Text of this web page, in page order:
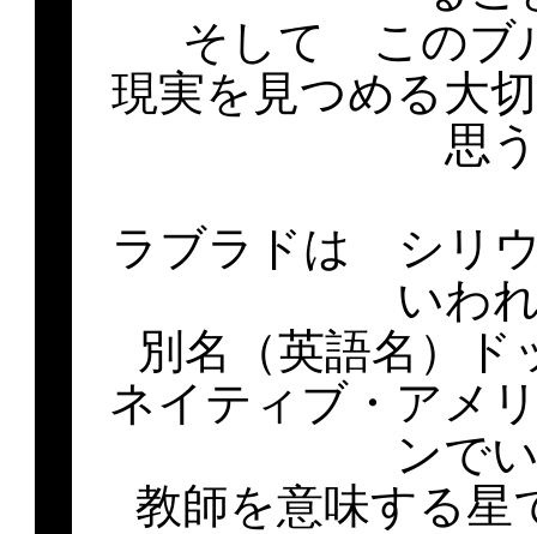
そして このブ
現実を見つめる大
思
ラブラドは シリ
いわ
別名（英語名）
ネイティブ・アメ
ンで
教師を意味する星